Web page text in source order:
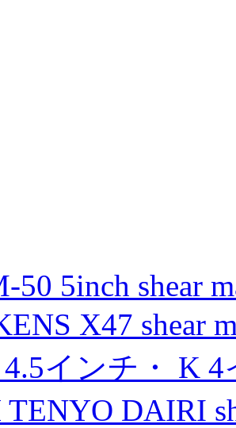
50 5inch shear
X47 shear
インチ・ K
DAIRI